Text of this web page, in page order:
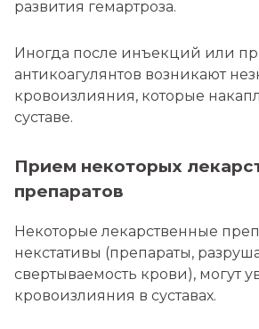
развития гемартроза.
Иногда после инъекций или
антикоагулянтов возникают
кровоизлияния, которые
суставе.
Прием некоторых
препаратов
Некоторые лекарственные
некстативы (препараты,
свертываемость крови), могут
кровоизлияния в суставах.